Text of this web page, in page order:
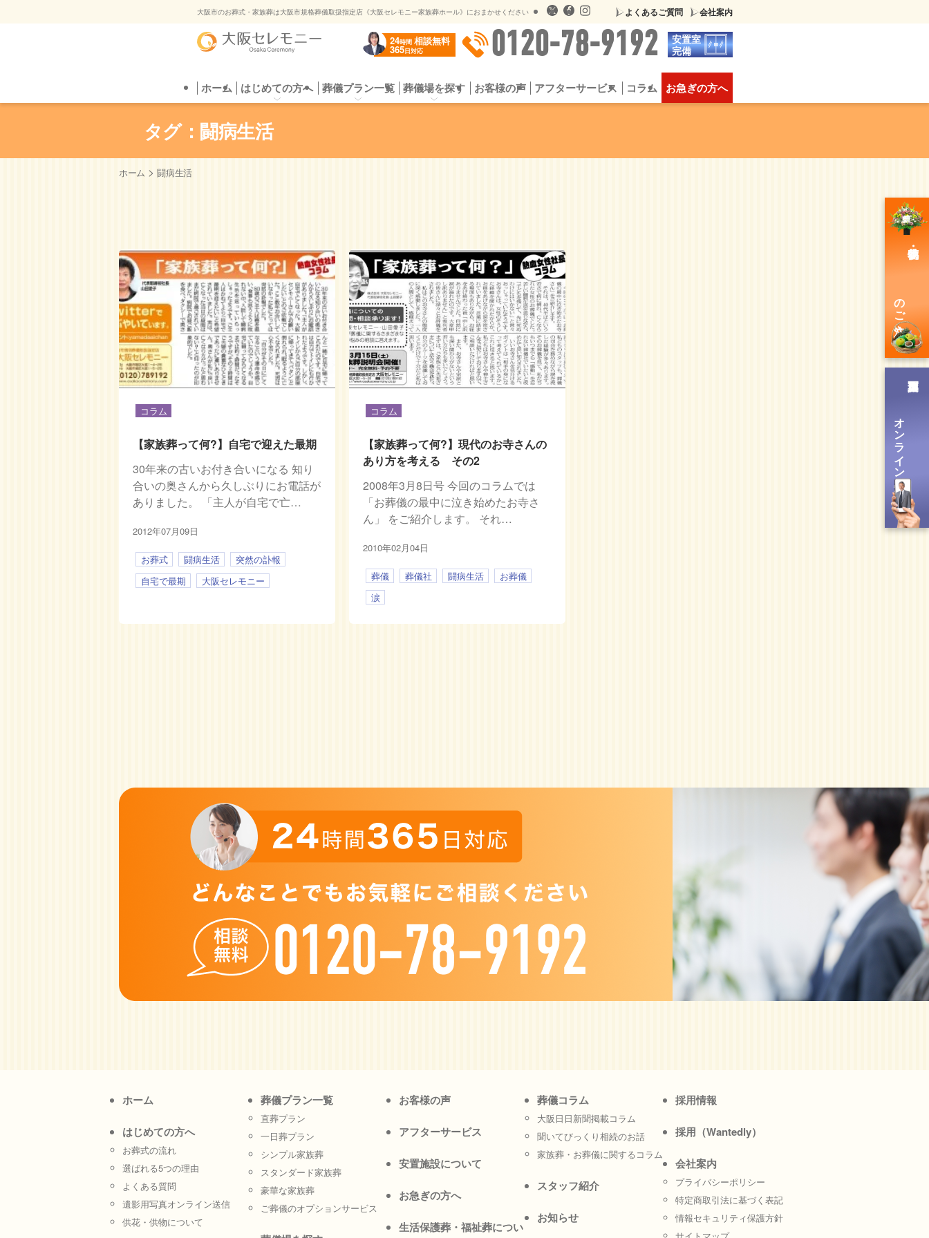
大阪市のお葬式・家族葬は大阪市規格葬儀取扱指定店《大阪セレモニー家族葬ホール》におまかせください よくあるご質問 会社案内
24時間 相談無料
365日対応 0120-78-9192
安置室
完備
ホーム はじめての方へ
はじめての方へ お葬式の流れ 選ばれる5つの理由 よくある質問
供花・供物について
葬儀プラン一覧
葬儀プラン 直葬プラン 一日葬プラン シンプル家族葬 スタンダード家族葬
豪華な家族葬
葬儀場を探す
葬儀場を探す 自社会館 公営斎場一覧 提携斎場（公営斎場）
お客様の声 アフターサービス コラム お急ぎの方へ
タグ：闘病生活
ホーム >闘病生活
コラム
【家族葬って何?】自宅で迎えた最期
30年来の古いお付き合いになる 知り
合いの奥さんから久しぶりにお電話が
ありました。 「主人が自宅で亡…
2012年07月09日
お葬式 闘病生活
突然の訃報
自宅で最期
大阪セレモニー
コラム
【家族葬って何?】現代のお寺さんの
あり方を考える その2
2008年3月8日号 今回のコラムでは
「お葬儀の最中に泣き始めたお寺さ
ん」 をご紹介します。 それ…
2010年02月04日
葬儀 葬儀社 闘病生活
お葬儀
涙
ホーム
はじめての方へ
お葬式の流れ
選ばれる5つの理由
よくある質問
遺影用写真オンライン送信
供花・供物について
葬儀プラン一覧
直葬プラン
一日葬プラン
シンプル家族葬
スタンダード家族葬
豪華な家族葬
ご葬儀のオプションサービス
お客様の声
アフターサービス
安置施設について
お急ぎの方へ
生活保護葬・福祉葬につい
葬儀コラム
大阪日日新聞掲載コラム
聞いてびっくり相続のお話
家族葬・お葬儀に関するコラム
スタッフ紹介
お知らせ
採用情報
採用（Wantedly）
会社案内
プライバシーポリシー
特定商取引法に基づく表記
情報セキュリティ保護方針
のご注文
オンライン送信